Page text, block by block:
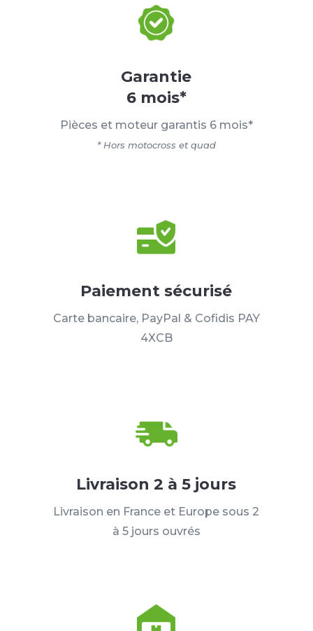
Garantie
6 mois*
Pièces et moteur garantis 6 mois*
* Hors motocross et quad
Paiement sécurisé
Carte bancaire, PayPal & Cofidis PAY
4XCB
Livraison 2 à 5 jours
Livraison en France et Europe sous 2
à 5 jours ouvrés